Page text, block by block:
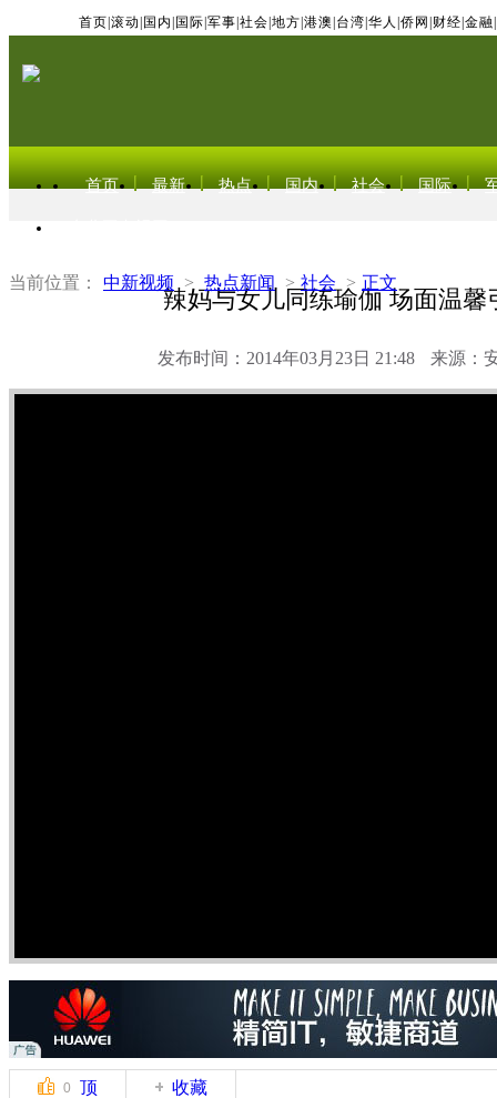
首页 滚动 国内 国际 军事 社会 地方 港澳 台湾 华人 侨网 财经 金融
首页 最新 热点 国内 社会 国际
当前位置： 中新视频 > 热点新闻 > 社会 > 正文
辣妈与女儿同练瑜伽 场面温馨
发布时间：2014年03月23日 21:48 来源：
0 顶 收藏